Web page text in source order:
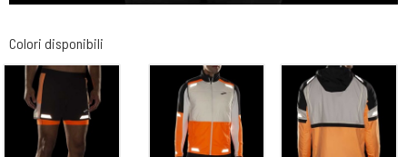
Colori disponibili